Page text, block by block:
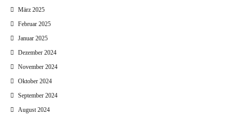
März 2025
Februar 2025
Januar 2025
Dezember 2024
November 2024
Oktober 2024
September 2024
August 2024